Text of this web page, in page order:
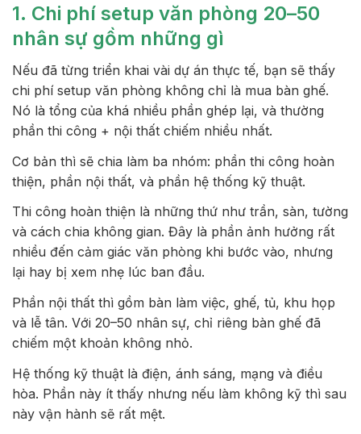
1. Chi phí setup văn phòng 20–50
nhân sự gồm những gì
Nếu đã từng triển khai vài dự án thực tế, bạn sẽ thấy
chi phí setup văn phòng không chỉ là mua bàn ghế.
Nó là tổng của khá nhiều phần ghép lại, và thường
phần thi công + nội thất chiếm nhiều nhất.
Cơ bản thì sẽ chia làm ba nhóm: phần thi công hoàn
thiện, phần nội thất, và phần hệ thống kỹ thuật.
Thi công hoàn thiện là những thứ như trần, sàn, tường
và cách chia không gian. Đây là phần ảnh hưởng rất
nhiều đến cảm giác văn phòng khi bước vào, nhưng
lại hay bị xem nhẹ lúc ban đầu.
Phần nội thất thì gồm bàn làm việc, ghế, tủ, khu họp
và lễ tân. Với 20–50 nhân sự, chỉ riêng bàn ghế đã
chiếm một khoản không nhỏ.
Hệ thống kỹ thuật là điện, ánh sáng, mạng và điều
hòa. Phần này ít thấy nhưng nếu làm không kỹ thì sau
này vận hành sẽ rất mệt.